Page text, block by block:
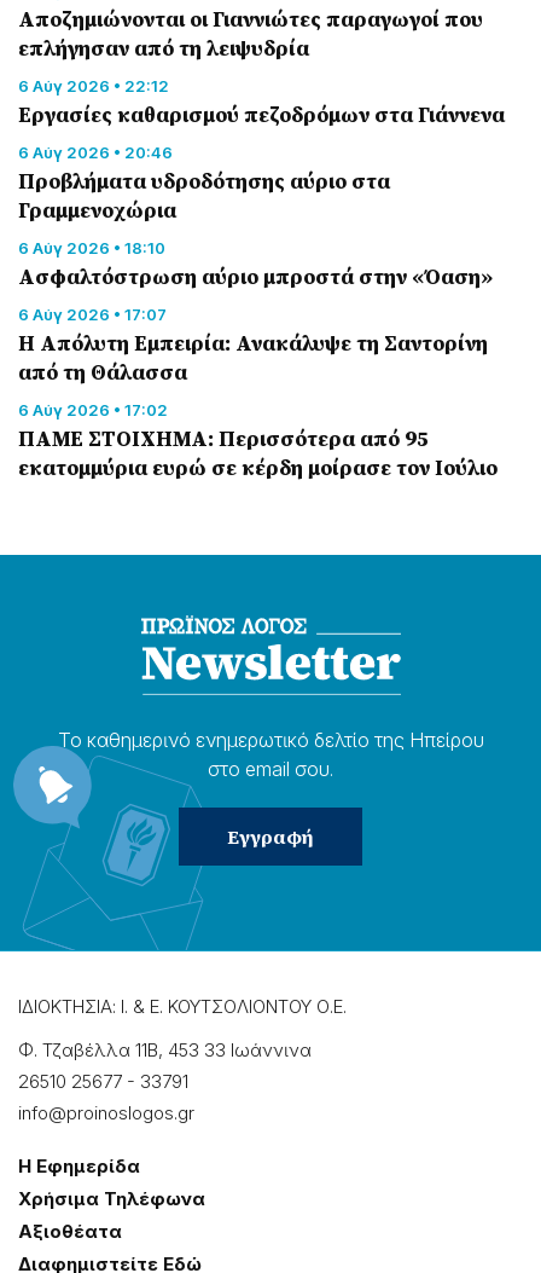
Αποζημιώνονται οι Γιαννιώτες παραγωγοί που
επλήγησαν από τη λειψυδρία
6 Αύγ 2026 • 22:12
Εργασίες καθαρισμού πεζοδρόμων στα Γιάννενα
6 Αύγ 2026 • 20:46
Προβλήματα υδροδότησης αύριο στα
Γραμμενοχώρια
6 Αύγ 2026 • 18:10
Ασφαλτόστρωση αύριο μπροστά στην «Όαση»
6 Αύγ 2026 • 17:07
Η Απόλυτη Εμπειρία: Ανακάλυψε τη Σαντορίνη
από τη Θάλασσα
6 Αύγ 2026 • 17:02
ΠΑΜΕ ΣΤΟΙΧΗΜΑ: Περισσότερα από 95
εκατομμύρια ευρώ σε κέρδη μοίρασε τον Ιούλιο
Το καθημερɩνό ενημερωτɩκό δελτίο της Ηπείρου
στο email σου.
ΙΔΙΟΚΤΗΣΙΑ: Ι. & Ε. ΚΟΥΤΣΟΛΙΟΝΤΟΥ Ο.Ε.
Φ. Τζαβέλλα 11Β, 453 33 Ιωάννɩνα
26510 25677 - 33791
info@proinoslogos.gr
Η Εφημερίδα
Χρήσɩμα Τηλέφωνα
Αξɩοθέατα
Δɩαφημɩστείτε Εδώ